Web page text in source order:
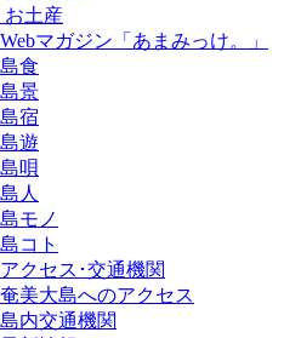
お土産
Webマガジン「あまみっけ。」
島食
島景
島宿
島遊
島唄
島人
島モノ
島コト
アクセス･交通機関
奄美大島へのアクセス
島内交通機関